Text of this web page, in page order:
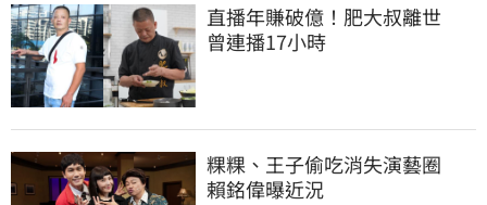
直播年賺破億！肥大叔離世
曾連播17小時
粿粿、王子偷吃消失演藝圈
賴銘偉曝近況